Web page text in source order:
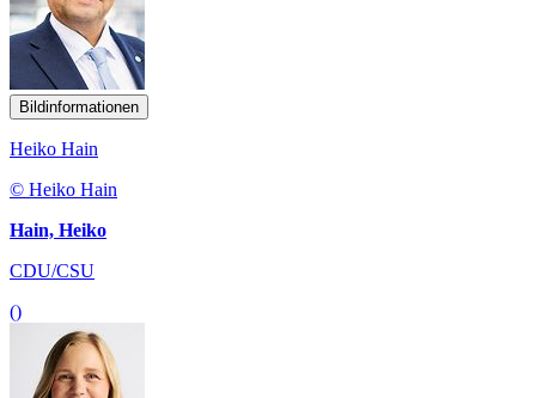
Bildinformationen
Heiko Hain
© Heiko Hain
Hain, Heiko
CDU/CSU
()